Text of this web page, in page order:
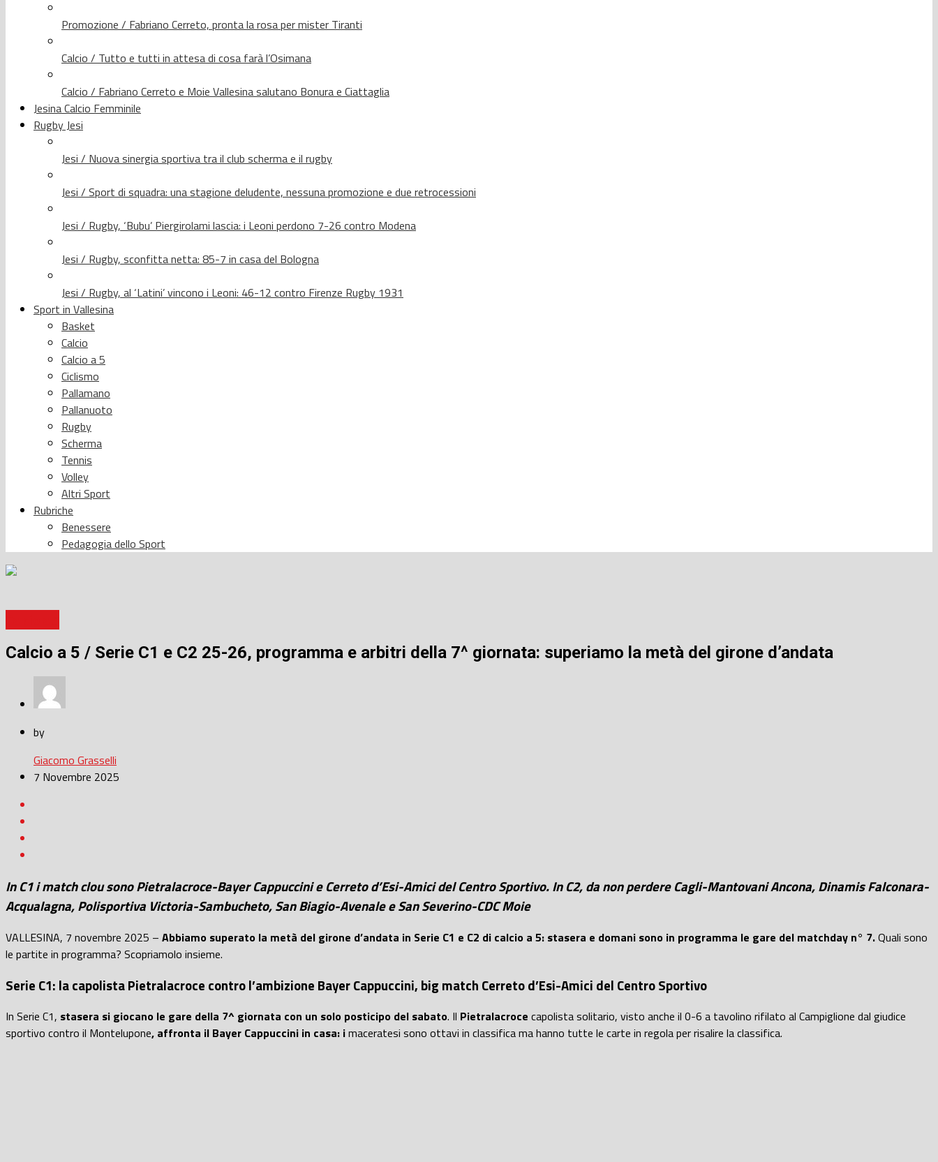
Promozione / Fabriano Cerreto, pronta la rosa per mister Tiranti
Calcio / Tutto e tutti in attesa di cosa farà l’Osimana
Calcio / Fabriano Cerreto e Moie Vallesina salutano Bonura e Ciattaglia
Jesina Calcio Femminile
Rugby Jesi
Jesi / Nuova sinergia sportiva tra il club scherma e il rugby
Jesi / Sport di squadra: una stagione deludente, nessuna promozione e due retrocessioni
Jesi / Rugby, ‘Bubu’ Piergirolami lascia: i Leoni perdono 7-26 contro Modena
Jesi / Rugby, sconfitta netta: 85-7 in casa del Bologna
Jesi / Rugby, al ‘Latini’ vincono i Leoni: 46-12 contro Firenze Rugby 1931
Sport in Vallesina
Basket
Calcio
Calcio a 5
Ciclismo
Pallamano
Pallanuoto
Rugby
Scherma
Tennis
Volley
Altri Sport
Rubriche
Benessere
Pedagogia dello Sport
Calcio a 5 / Serie C1 e C2 25-26, programma e arbitri della 7^ giornata: superiamo la metà del girone d’andata
by
Giacomo Grasselli
7 Novembre 2025
In C1 i match clou sono Pietralacroce-Bayer Cappuccini e Cerreto d’Esi-Amici del Centro Sportivo. In C2, da non perdere Cagli-Mantovani Ancona, Dinamis Falconara-
Acqualagna, Polisportiva Victoria-Sambucheto, San Biagio-Avenale e San Severino-CDC Moie
VALLESINA, 7 novembre 2025 – Abbiamo superato la metà del girone d’andata in Serie C1 e C2 di calcio a 5: stasera e domani sono in programma le gare del matchday n° 7.Quali sono
le partite in programma? Scopriamolo insieme.
Serie C1: la capolista Pietralacroce contro l’ambizione Bayer Cappuccini, big match Cerreto d’Esi-Amici del Centro Sportivo
In Serie C1, stasera si giocano le gare della 7^ giornata con un solo posticipo del sabato. Il Pietralacroce capolista solitario, visto anche il 0-6 a tavolino rifilato al Campiglione dal giudice
sportivo contro il Montelupone, affronta il Bayer Cappuccini in casa: imaceratesi sono ottavi in classifica ma hanno tutte le carte in regola per risalire la classifica.